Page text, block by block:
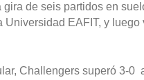
de seis partidos en
EAFIT, y
Challengers superó 3-0